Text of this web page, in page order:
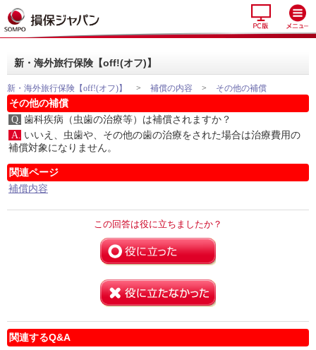
新・海外旅行保険【off!(オフ)】
新・海外旅行保険【off!(オフ)】 > 補償の内容 > その他の補償
その他の補償
Q. 歯科疾病（虫歯の治療等）は補償されますか？
A. いいえ、虫歯や、その他の歯の治療をされた場合は治療費用の
補償対象になりません。
関連ページ
補償内容
この回答は役に立ちましたか？
関連するQ&A